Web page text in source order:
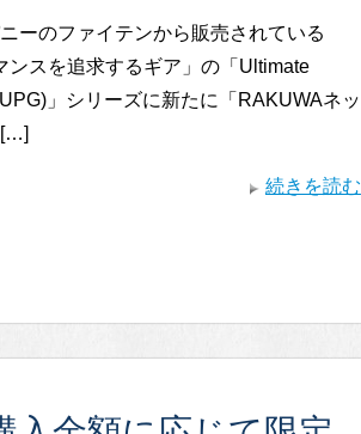
ーのファイテンから販売されている
ンスを追求するギア」の「Ultimate
」シリーズに新たに「RAKUWAネッ
[…]
続きを読む